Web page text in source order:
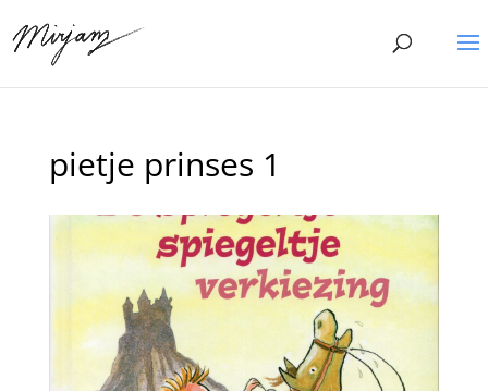
pietje prinses 1